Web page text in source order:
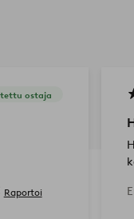
ostaja
Raportoi